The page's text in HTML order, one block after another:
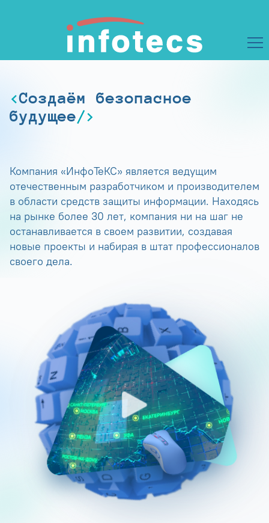
Создаём безопасное
будущее
Компания «ИнфоТеКС» является ведущим
отечественным разработчиком и производителем
в области средств защиты информации. Находясь
на рынке более 30 лет, компания ни на шаг не
останавливается в своем развитии, создавая
новые проекты и набирая в штат профессионалов
своего дела.